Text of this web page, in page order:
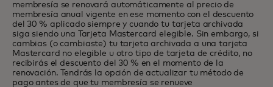
membresía se renovará automáticamente al precio de
membresía anual vigente en ese momento con el descuento
del 30 % aplicado siempre y cuando tu tarjeta archivada
siga siendo una Tarjeta Mastercard elegible. Sin embargo, si
cambias (o cambiaste) tu tarjeta archivada a una tarjeta
Mastercard no elegible u otro tipo de tarjeta de crédito, no
recibirás el descuento del 30 % en el momento de la
renovación. Tendrás la opción de actualizar tu método de
pago antes de que tu membresía se renueve